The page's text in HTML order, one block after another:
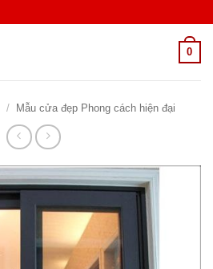
0
/ Mẫu cửa đẹp Phong cách hiện đại